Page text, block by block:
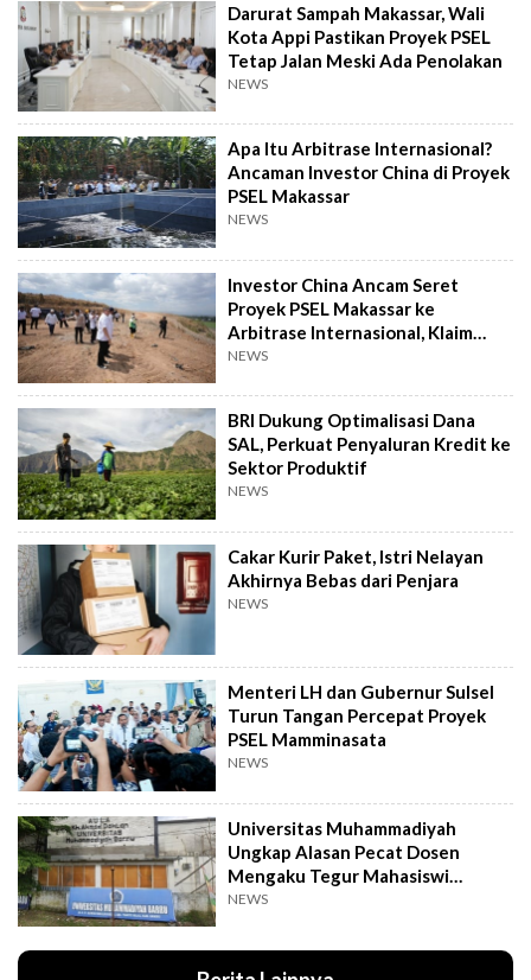
Darurat Sampah Makassar, Wali
Kota Appi Pastikan Proyek PSEL
Tetap Jalan Meski Ada Penolakan
NEWS
Apa Itu Arbitrase Internasional?
Ancaman Investor China di Proyek
PSEL Makassar
NEWS
Investor China Ancam Seret
Proyek PSEL Makassar ke
Arbitrase Internasional, Klaim
Rugi Rp2,4 T
NEWS
BRI Dukung Optimalisasi Dana
SAL, Perkuat Penyaluran Kredit ke
Sektor Produktif
NEWS
Cakar Kurir Paket, Istri Nelayan
Akhirnya Bebas dari Penjara
NEWS
Menteri LH dan Gubernur Sulsel
Turun Tangan Percepat Proyek
PSEL Mamminasata
NEWS
Universitas Muhammadiyah
Ungkap Alasan Pecat Dosen
Mengaku Tegur Mahasiswi
Berpakaian Ketat
NEWS